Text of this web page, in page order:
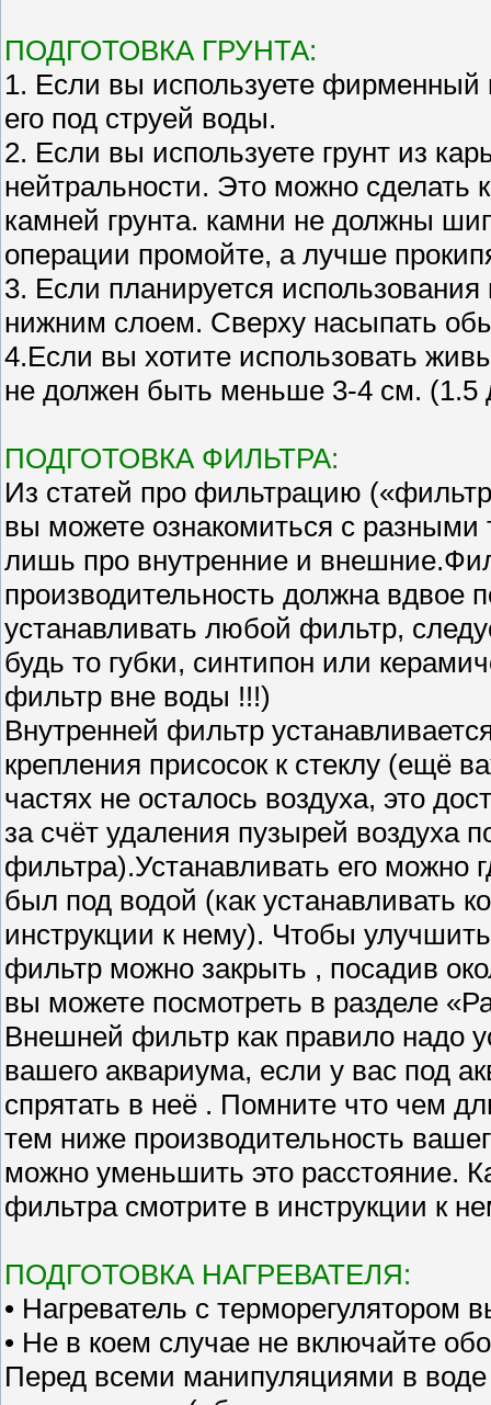
ПОДГОТОВКА ГРУНТА:
1. Если вы используете фирменный
его под струей воды.
2. Если вы используете грунт из
нейтральности. Это можно сделать
камней грунта. камни не должны
операции промойте, а лучше
3. Если планируется использования
нижним слоем. Сверху насыпать
4.Если вы хотите использовать
не должен быть меньше 3-4 см.
ПОДГОТОВКА ФИЛЬТРА:
Из статей про фильтрацию
вы можете ознакомиться с
лишь про внутренние и
производительность должна
устанавливать любой фильтр,
будь то губки, синтипон или
фильтр вне воды !!!)
Внутренней фильтр
крепления присосок к стеклу (ещё
частях не осталось воздуха, это
за счёт удаления пузырей воздуха
фильтра).Устанавливать его можно
был под водой (как устанавливать
инструкции к нему). Чтобы
фильтр можно закрыть , посадив
вы можете посмотреть в разделе
Внешней фильтр как правило надо
вашего аквариума, если у вас под
спрятать в неё . Помните что чем
тем ниже производительность
можно уменьшить это расстояние.
фильтра смотрите в инструкции к
ПОДГОТОВКА НАГРЕВАТЕЛЯ:
• Нагреватель с терморегулятором
• Не в коем случае не включайте
Перед всеми манипуляциями в